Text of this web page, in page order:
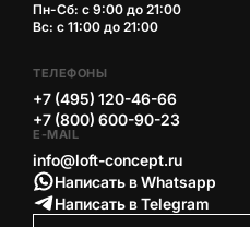
Пн-Сб: с 9:00 до 21:00
Вс: с 11:00 до 21:00
ТЕЛЕФОНЫ
+7 (495) 120-46-66
+7 (800) 600-90-23
E-MAIL
info@loft-concept.ru
Написать в Whatsapp
Написать в Telegram